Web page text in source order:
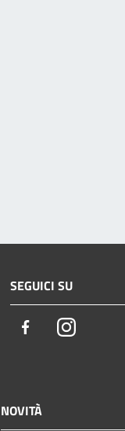
SEGUICI SU
FacebookInstagram
NOVITÀ